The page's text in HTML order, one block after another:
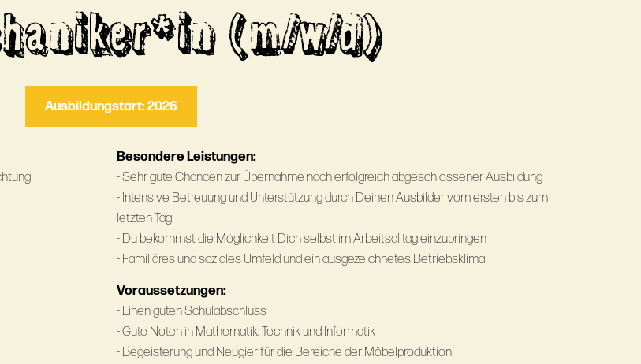
(m/w/d)
Ausbildungstart: 2026
Besondere Leistungen:
- Sehr gute Chancen zur Übernahme nach erfolgreich abgeschlossener Ausbildung
- Intensive Betreuung und Unterstützung durch Deinen Ausbilder vom ersten bis zum
letzten Tag
- Du bekommst die Möglichkeit Dich selbst im Arbeitsalltag einzubringen
- Familiäres und soziales Umfeld und ein ausgezeichnetes Betriebsklima
Voraussetzungen:
- Einen guten Schulabschluss
- Gute Noten in Mathematik, Technik und Informatik
- Begeisterung und Neugier für die Bereiche der Möbelproduktion